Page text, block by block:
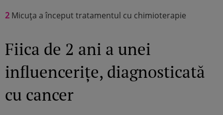
2 Micuța a început tratamentul cu chimioterapie
Fiica de 2 ani a unei
influencerițe, diagnosticată
cu cancer